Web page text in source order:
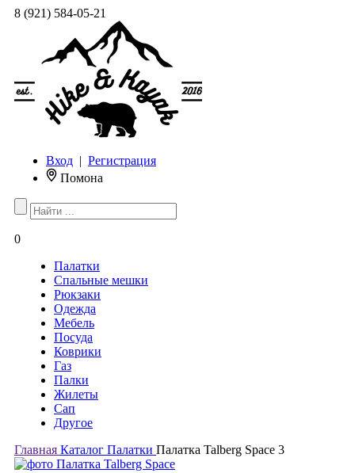
8 (921) 584-05-21
Вход | Регистрация
Помона
0
Палатки
Спальные мешки
Рюкзаки
Одежда
Мебель
Посуда
Коврики
Газ
Палки
Жилеты
Сап
Другое
Главная Каталог Палатки Палатка Talberg Space 3